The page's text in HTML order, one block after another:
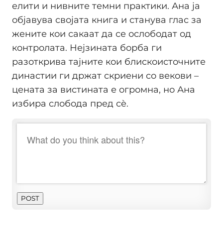
елити и нивните темни практики. Ана ја
објавува својата книга и станува глас за
жените кои сакаат да се ослободат од
контролата. Нејзината борба ги
разоткрива тајните кои блискоисточните
династии ги држат скриени со векови –
цената за вистината е огромна, но Ана
избира слобода пред сè.
POST